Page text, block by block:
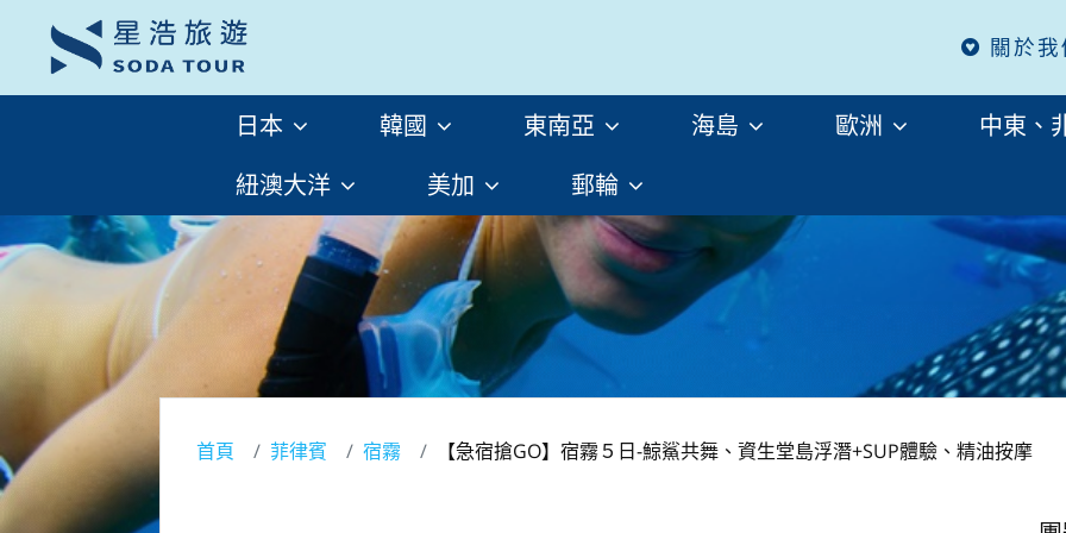
關於我
日本 韓國 東南亞 海島 歐洲
中東、
紐澳大洋
美加 郵輪
首頁 菲律賓 宿霧 【急宿搶GO】宿霧５日-鯨鯊共舞、資生堂島浮潛+SUP體驗、精油按摩